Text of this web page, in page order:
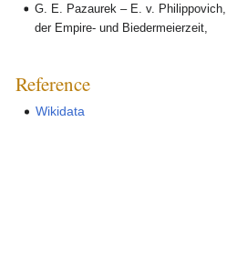
G. E. Pazaurek – E. v.
der Empire- und Biedermeierzeit,
Reference
Wikidata